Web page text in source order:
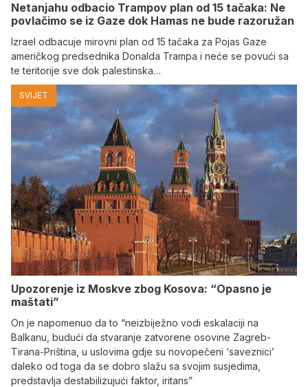
Netanjahu odbacio Trampov plan od 15 tačaka: Ne
povlačimo se iz Gaze dok Hamas ne bude razoružan
Izrael odbacuje mirovni plan od 15 tačaka za Pojas Gaze
američkog predsednika Donalda Trampa i neće se povući sa
te teritorije sve dok palestinska…
SVIJET
Upozorenje iz Moskve zbog Kosova: “Opasno je
maštati”
On je napomenuo da to “neizbiježno vodi eskalaciji na
Balkanu, budući da stvaranje zatvorene osovine Zagreb-
Tirana-Priština, u uslovima gdje su novopečeni ‘saveznici’
daleko od toga da se dobro slažu sa svojim susjedima,
predstavlja destabilizujući faktor, iritans”